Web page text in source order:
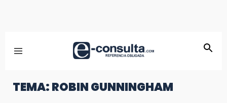
TEMA: ROBIN GUNNINGHAM